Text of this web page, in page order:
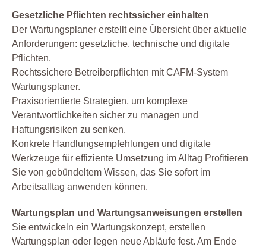
Gesetzliche Pflichten rechtssicher einhalten
Der Wartungsplaner erstellt eine Übersicht über aktuelle
Anforderungen: gesetzliche, technische und digitale
Pflichten.
Rechtssichere Betreiberpflichten mit CAFM-System
Wartungsplaner.
Praxisorientierte Strategien, um komplexe
Verantwortlichkeiten sicher zu managen und
Haftungsrisiken zu senken.
Konkrete Handlungsempfehlungen und digitale
Werkzeuge für effiziente Umsetzung im Alltag Profitieren
Sie von gebündeltem Wissen, das Sie sofort im
Arbeitsalltag anwenden können.
Wartungsplan und Wartungsanweisungen erstellen
Sie entwickeln ein Wartungskonzept, erstellen
Wartungsplan oder legen neue Abläufe fest. Am Ende